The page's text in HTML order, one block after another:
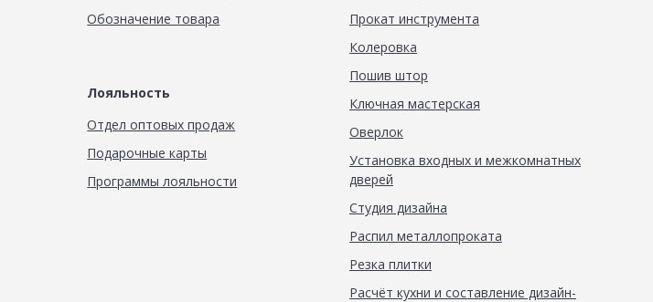
Обозначение товара
Лояльность
Отдел оптовых продаж
Подарочные карты
Программы лояльности
Прокат инструмента
Колеровка
Пошив штор
Ключная мастерская
Оверлок
Установка входных и межкомнатных
дверей
Студия дизайна
Распил металлопроката
Резка плитки
Расчёт кухни и составление дизайн-